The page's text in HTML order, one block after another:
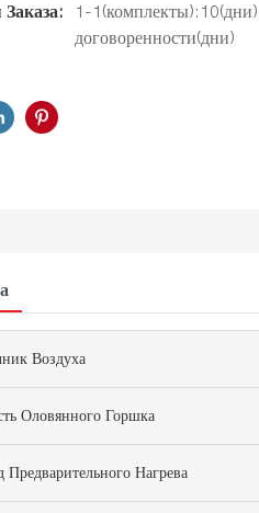
1-
договоренности(дни)
Воздуха
Оловянного Горшка
Предварительного Нагрева